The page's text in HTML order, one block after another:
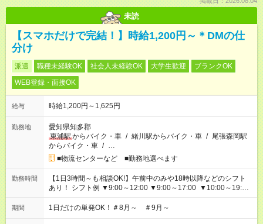
未読
【スマホだけで完結！】時給1,200円～＊DMの仕
分け
派遣 職種未経験OK 社会人未経験OK 大学生歓迎
ブランクOK
WEB登録・面接OK
給与 時給1,200円～1,625円
勤務地
愛知県知多郡
東浦駅からバイク・車 / 緒川駅からバイク・車 / 尾張森岡駅
からバイク・車 / …
■物流センターなど ■勤務地選べます
勤務時間
【1日3時間～も相談OK!】午前中のみや18時以降などのシフト
あり！ シフト例 ▼9:00～12:00 ▼9:00～17:00 ▼10:00～19:00
▼18:00～21:00
期間 1日だけの単発OK！＃8月～ ＃9月～